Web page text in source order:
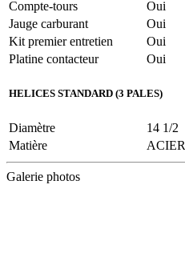
Compte-tours
Oui
Jauge carburant
Oui
Kit premier entretien
Oui
Platine contacteur
Oui
HELICES STANDARD (3 PALES)
Diamètre
14 1/2
Matière
ACIER
Galerie photos